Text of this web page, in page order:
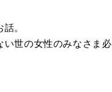
。
い世の女性のみなさま